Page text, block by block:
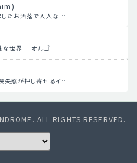
したお洒落で大人な…
な世界… オルゴ…
失感が押し寄せるイ…
ALL RIGHTS RESERVED.